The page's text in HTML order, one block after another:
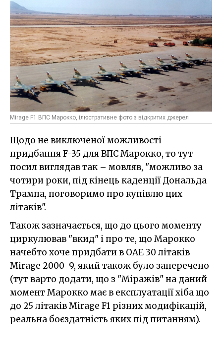
Mirage F1 ВПС Марокко, ілюстративне фото з відкритих джерел
Щодо не виключеної можливості
придбання F-35 для ВПС Марокко, то тут
посил виглядав так – мовляв, "можливо за
чотири роки, під кінець каденції Дональда
Трампа, поговоримо про купівлю цих
літаків".
Також зазначається, що до цього моменту
циркулював "вкид" і про те, що Марокко
начебто хоче придбати в ОАЕ 30 літаків
Mirage 2000-9, який також було заперечено
(тут варто додати, що з "Міражів" на даний
момент Марокко має в експлуатації хіба що
до 25 літаків Mirage F1 різних модифікацій,
реальна боєздатність яких під питанням).